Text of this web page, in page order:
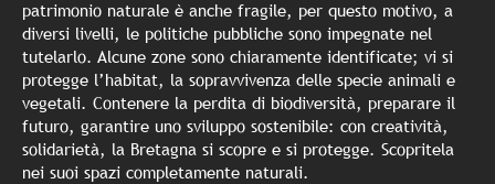
patrimonio naturale è anche fragile, per questo motivo, a
diversi livelli, le politiche pubbliche sono impegnate nel
tutelarlo. Alcune zone sono chiaramente identificate; vi si
protegge l’habitat, la sopravvivenza delle specie animali e
vegetali. Contenere la perdita di biodiversità, preparare il
futuro, garantire uno sviluppo sostenibile: con creatività,
solidarietà, la Bretagna si scopre e si protegge. Scopritela
nei suoi spazi completamente naturali.